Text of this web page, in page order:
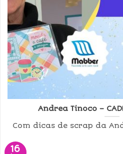
Andrea Tinoco –
Com dicas de scrap da
16